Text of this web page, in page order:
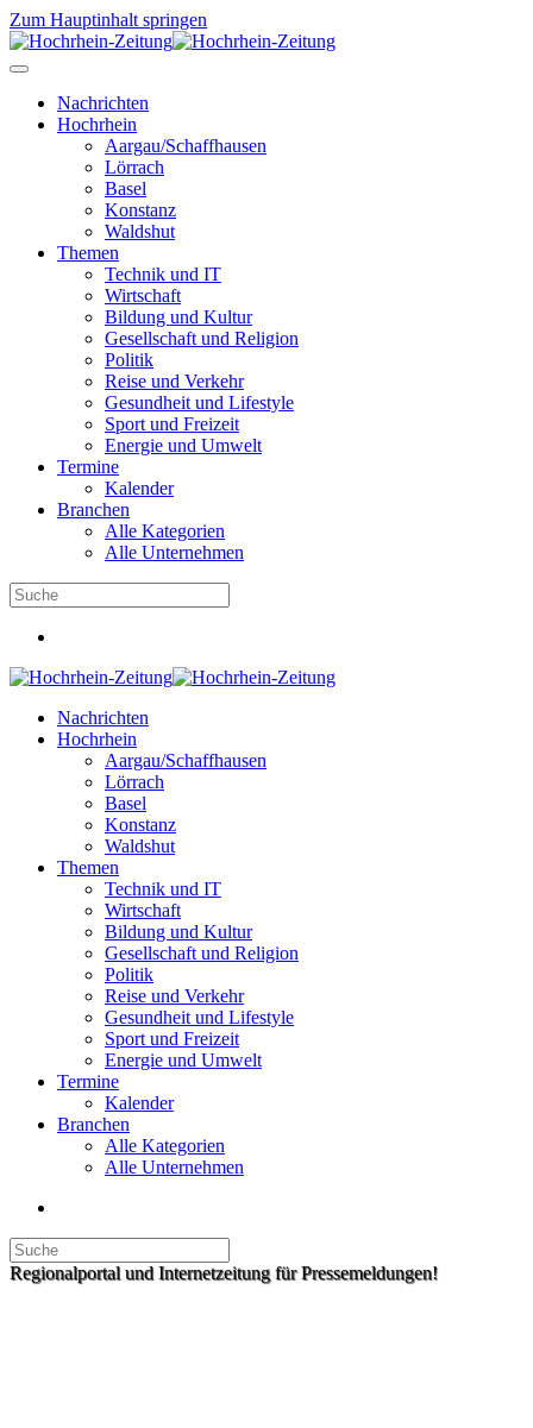
Zum Hauptinhalt springen
Nachrichten
Hochrhein
Aargau/Schaffhausen
Lörrach
Basel
Konstanz
Waldshut
Themen
Technik und IT
Wirtschaft
Bildung und Kultur
Gesellschaft und Religion
Politik
Reise und Verkehr
Gesundheit und Lifestyle
Sport und Freizeit
Energie und Umwelt
Termine
Kalender
Branchen
Alle Kategorien
Alle Unternehmen
Nachrichten
Hochrhein
Aargau/Schaffhausen
Lörrach
Basel
Konstanz
Waldshut
Themen
Technik und IT
Wirtschaft
Bildung und Kultur
Gesellschaft und Religion
Politik
Reise und Verkehr
Gesundheit und Lifestyle
Sport und Freizeit
Energie und Umwelt
Termine
Kalender
Branchen
Alle Kategorien
Alle Unternehmen
Regionalportal und Internetzeitung für Pressemeldungen!